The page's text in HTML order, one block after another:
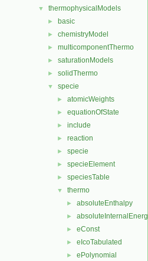
▼ thermophysicalModels
► basic
► chemistryModel
► multicomponentThermo
► saturationModels
► solidThermo
▼ specie
► atomicWeights
► equationOfState
► include
► reaction
► specie
► specieElement
► speciesTable
▼ thermo
► absoluteEnthalpy
► absoluteInternalEnergy
► eConst
► eIcoTabulated
► ePolynomial